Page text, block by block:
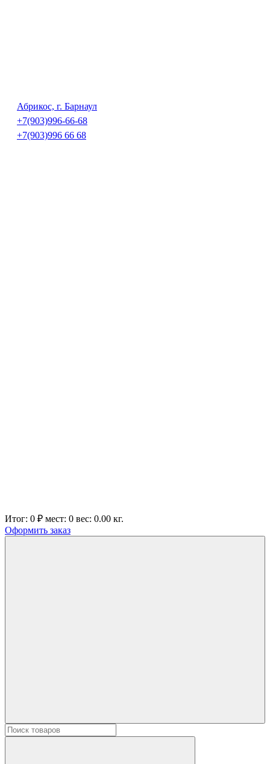
Абрикос, г. Барнаул
+7(903)996-66-68
+7(903)996 66 68
Итог: 0 ₽ мест: 0 вес: 0.00 кг.
Оформить заказ